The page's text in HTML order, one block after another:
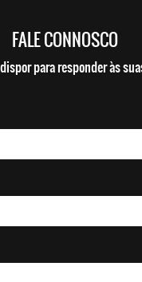
FALE CONNOSCO
para responder às